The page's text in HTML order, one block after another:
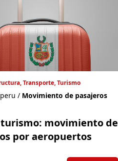
Transporte, Turismo
/ Movimiento de pasajeros
movimiento de
por aeropuertos